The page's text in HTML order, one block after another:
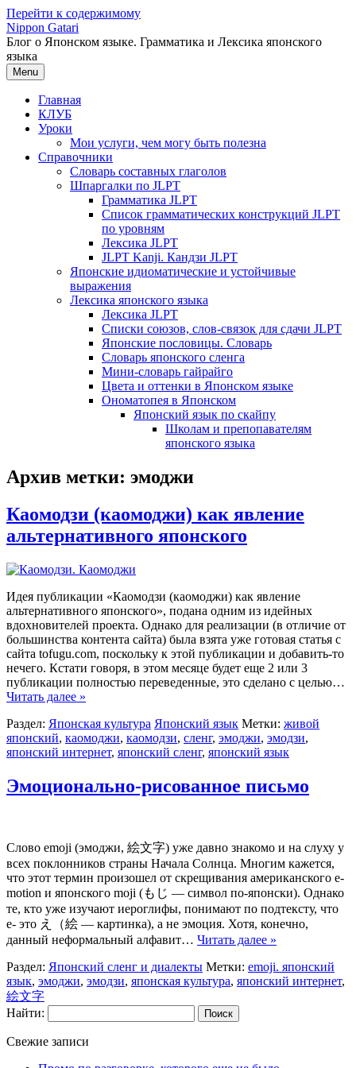
Перейти к содержимому
Nippon Gatari
Блог о Японском языке. Грамматика и Лексика японского
языка
Menu
Главная
КЛУБ
Уроки
Мои услуги, чем могу быть полезна
Справочники
Словарь составных глаголов
Шпаргалки по JLPT
Грамматика JLPT
Список грамматических конструкций JLPT
по уровням
Лексика JLPT
JLPT Kanji. Кандзи JLPT
Японские идиоматические и устойчивые
выражения
Лексика японского языка
Лексика JLPT
Списки союзов, слов-связок для сдачи JLPT
Японские пословицы. Словарь
Словарь японского сленга
Мини-словарь гайрайго
Цвета и оттенки в Японском языке
Ономатопея в Японском
Японский язык по скайпу
Школам и препопавателям
японского языка
Архив метки: эмоджи
Каомодзи (каомоджи) как явление
альтернативного японского
Идея публикации «Каомодзи (каомоджи) как явление
альтернативного японского», подана одним из идейных
вдохновителей проекта. Однако для реализации (в отличие от
большинства контента сайта) была взята уже готовая статья с
сайта tofugu.com, поскольку к этой публикации и добавить-то
нечего. Кстати говоря, в этом месяце будет еще 2 или 3
публикации полностью переведенные, это сделано с целью…
Читать далее »
Раздел: Японская культура Японский язык Метки: живой
японский, каомоджи, каомодзи, сленг, эмоджи, эмодзи,
японский интернет, японский сленг, японский язык
Эмоционально-рисованное письмо
Слово emoji (эмоджи, 絵文字) уже давно знакомо и на слуху у
всех поклонников страны Начала Солнца. Многим кажется,
что этот термин произошел от скрещивания американского e-
motion и японского moji (もじ — символ по-японски). Однако
те, кто уже изучают иероглифы, понимают по подтексту, что
e- это え（絵 — картинка), а не эмоция. Хотя, конечно,
данный неформальный алфавит… Читать далее »
Раздел: Японский сленг и диалекты Метки: emoji. японский
язык, эмоджи, эмодзи, японская культура, японский интернет,
絵文字
Найти:
Свежие записи